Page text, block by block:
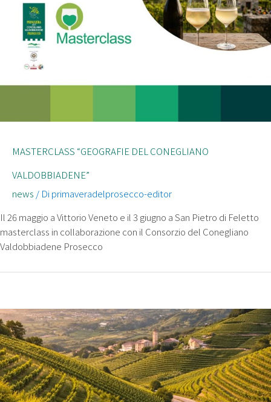
MASTERCLASS “GEOGRAFIE DEL CONEGLIANO
VALDOBBIADENE”
news / Di primaveradelprosecco-editor
Il 26 maggio a Vittorio Veneto e il 3 giugno a San Pietro di Feletto
masterclass in collaborazione con il Consorzio del Conegliano
Valdobbiadene Prosecco